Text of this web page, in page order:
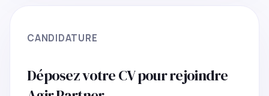
CANDIDATURE
Déposez votre CV pour rejoindre